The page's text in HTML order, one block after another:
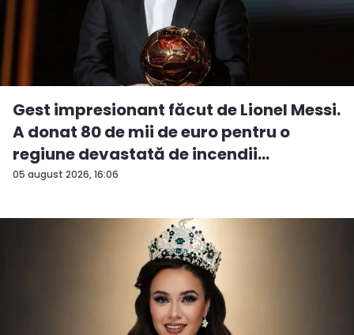
05 august 2026, 16:06
Gest impresionant făcut de Lionel Messi.
A donat 80 de mii de euro pentru o
regiune devastată de incendii